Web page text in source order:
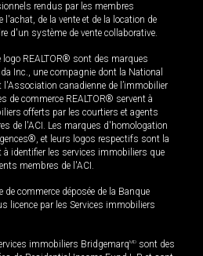
rendus par les membres
l'achat, de la vente et de la location de
d'un système de vente collaborative.
logo REALTOR® sont des marques
Inc., une compagnie dont la National
canadienne de l’immobilier
de commerce REALTOR® servent à
offerts par les courtiers et agents
de l'ACI. Les marques d'homologation
et leurs logos respectifs sont la
à identifier les services immobiliers que
membres de l'ACI.
de commerce déposée de la Banque
licence par les Services immobiliers
immobiliers BridgemarqMD sont des